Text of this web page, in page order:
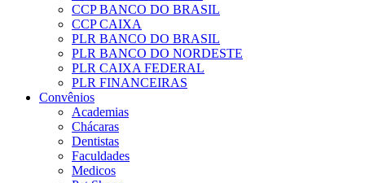
CCP BANCO DO BRASIL
CCP CAIXA
PLR BANCO DO BRASIL
PLR BANCO DO NORDESTE
PLR CAIXA FEDERAL
PLR FINANCEIRAS
Convênios
Academias
Chácaras
Dentistas
Faculdades
Medicos